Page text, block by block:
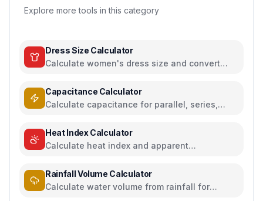
Explore more tools in this category
Dress Size Calculator
Calculate women's dress size and convert
Capacitance Calculator
Calculate capacitance for parallel, series,
Heat Index Calculator
Calculate heat index and apparent
Rainfall Volume Calculator
Calculate water volume from rainfall for